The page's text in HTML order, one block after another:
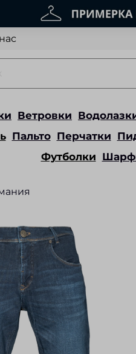
Ветровки
Пальто Перчатки
Футболки